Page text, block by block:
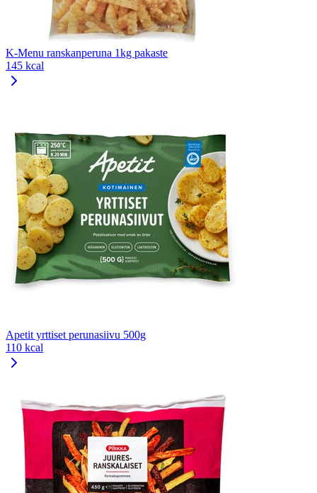
K-Menu ranskanperuna 1kg pakaste
145 kcal
Apetit yrttiset perunasiivu 500g
110 kcal